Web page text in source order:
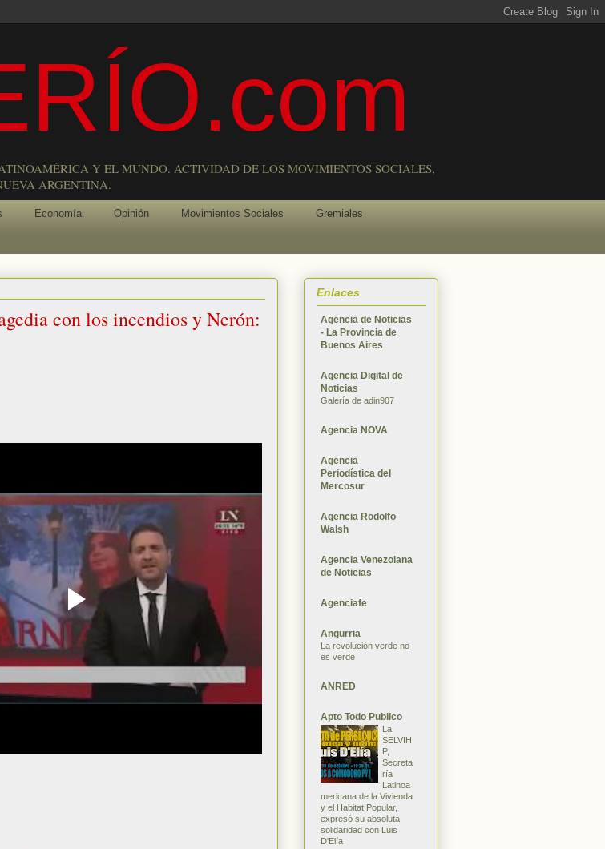
Y EL MUNDO. ACTIVIDAD DE LOS MOVIMIENTOS SOCIALES,
ARGENTINA.
Economía Opinión Movimientos Sociales Gremiales
con los incendios y Nerón:
Enlaces
Agencia de Noticias
- La Provincia de
Buenos Aires
Agencia Digital de
Noticias
Galería de adin907
Agencia NOVA
Agencia
Periodística del
Mercosur
Agencia Rodolfo
Walsh
Agencia Venezolana
de Noticias
Agenciafe
Angurria
La revolución verde no
es verde
ANRED
Apto Todo Publico
La
SELVIH
P,
Secreta
ría
Latinoa
mericana de la Vivienda
y el Habitat Popular,
expresó su absoluta
solidaridad con Luis
D'Elía